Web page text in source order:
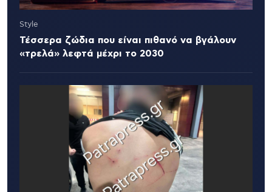
Style
Τέσσερα ζώδια που είναι πιθανό να βγάλουν
«τρελά» λεφτά μέχρι το 2030